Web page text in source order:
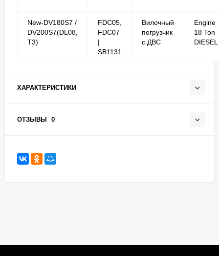
New-DV180S7 /
DV200S7(DL08,
T3)
FDC05,
FDC07
|
SB1131
Вилочный
погрузчик
с ДВС
Engine
18 Ton
DIESEL
ХАРАКТЕРИСТИКИ
ОТЗЫВЫ 0